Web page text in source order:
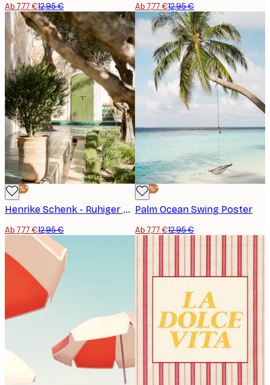
Ab 7,77 €12,95 € Ab 7,77 €12,95 €
-40%*
Henrike Schenk - Ruhiger Gartenhof Poster
Ab 7,77 €12,95 €
-40%*
Palm Ocean Swing Poster
Ab 7,77 €12,95 €